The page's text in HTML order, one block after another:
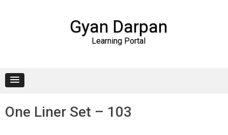
Gyan Darpan
Learning Portal
One Liner Set – 103